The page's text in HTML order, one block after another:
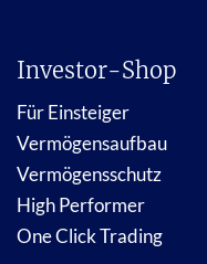
Investor-Shop
Für Einsteiger
Vermögensaufbau
Vermögensschutz
High Performer
One Click Trading